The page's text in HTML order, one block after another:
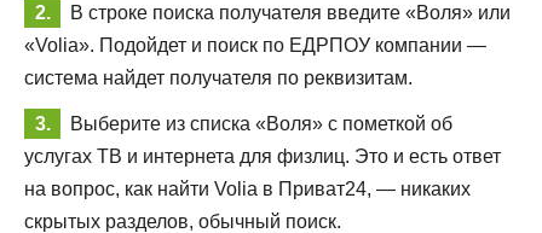
В строке поиска получателя введите «Воля» или
«Volia». Подойдет и поиск по ЕДРПОУ компании —
система найдет получателя по реквизитам.
Выберите из списка «Воля» с пометкой об
услугах ТВ и интернета для физлиц. Это и есть ответ
на вопрос, как найти Volia в Приват24, — никаких
скрытых разделов, обычный поиск.